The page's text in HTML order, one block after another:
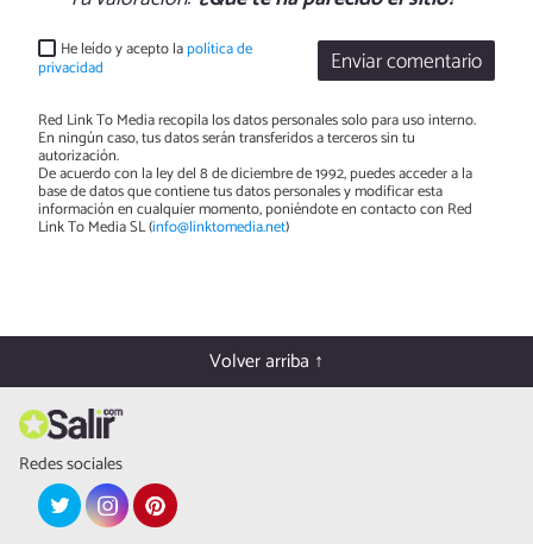
Enviar comentario
He leído y acepto lapolítica de
privacidad
Red Link To Media recopila los datos personales solo para uso interno.
En ningún caso, tus datos serán transferidos a terceros sin tu
autorización.
De acuerdo con la ley del 8 de diciembre de 1992, puedes acceder a la
base de datos que contiene tus datos personales y modificar esta
información en cualquier momento, poniéndote en contacto con Red
Link To Media SL (info@linktomedia.net)
Volver arriba ↑
Redes sociales